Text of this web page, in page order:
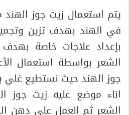
يتم استعمال زيت جوز الهند
في الهند بهدف تزين
بإعداد علاجات خاصة
الشعر بواسطة استعمال
جوز الهند حيث نستطيع
اناء موضع عليه زيت جوز
الشعر ثم العمل على دهن